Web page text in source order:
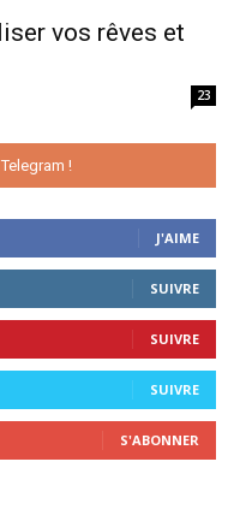
vos rêves et
23
!
J'AIME
SUIVRE
SUIVRE
SUIVRE
S'ABONNER